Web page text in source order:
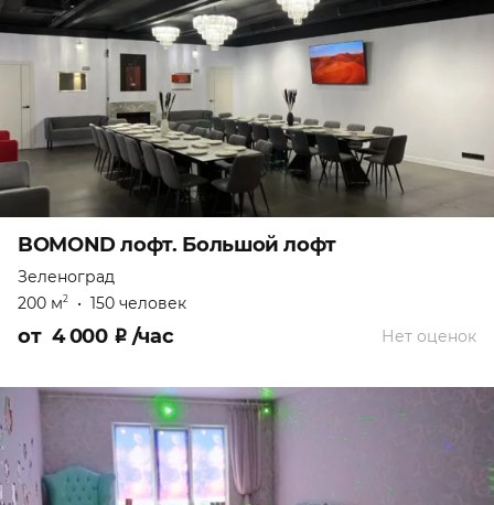
BOMOND лофт. Большой лофт
Зеленоград
200 м2 • 150 человек
Нет оценок
от 4 000 ₽ /час